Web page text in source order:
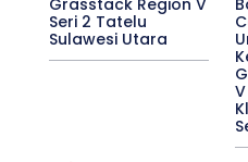
Grasstack Region V
Seri 2 Tatelu
Sulawesi Utara